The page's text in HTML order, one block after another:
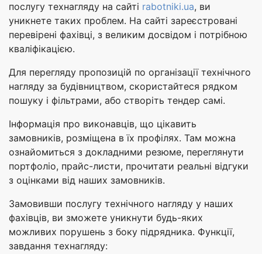
послугу технагляду на сайті rabotniki.ua, ви
уникнете таких проблем. На сайті зареєстровані
перевірені фахівці, з великим досвідом і потрібною
кваліфікацією.
Для перегляду пропозицій по організації технічного
нагляду за будівництвом, скористайтеся рядком
пошуку і фільтрами, або створіть тендер самі.
Інформація про виконавців, що цікавить
замовників, розміщена в їх профілях. Там можна
ознайомиться з докладними резюме, переглянути
портфоліо, прайс-листи, прочитати реальні відгуки
з оцінками від наших замовників.
Замовивши послугу технічного нагляду у наших
фахівців, ви зможете уникнути будь-яких
можливих порушень з боку підрядника. Функції,
завдання технагляду: